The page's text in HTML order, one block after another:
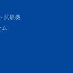
試験機